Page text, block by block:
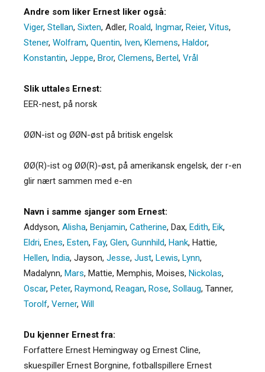
Andre som liker Ernest liker også:
Viger, Stellan, Sixten, Adler, Roald, Ingmar, Reier, Vitus,
Stener, Wolfram, Quentin, Iven, Klemens, Haldor,
Konstantin, Jeppe, Bror, Clemens, Bertel, Vrål
Slik uttales Ernest:
EER-nest, på norsk
ØØN-ist og ØØN-øst på britisk engelsk
ØØ(R)-ist og ØØ(R)-øst, på amerikansk engelsk, der r-en
glir nært sammen med e-en
Navn i samme sjanger som Ernest:
Addyson, Alisha, Benjamin, Catherine, Dax, Edith, Eik,
Eldri, Enes, Esten, Fay, Glen, Gunnhild, Hank, Hattie,
Hellen, India, Jayson, Jesse, Just, Lewis, Lynn,
Madalynn, Mars, Mattie, Memphis, Moises, Nickolas,
Oscar, Peter, Raymond, Reagan, Rose, Sollaug, Tanner,
Torolf, Verner, Will
Du kjenner Ernest fra:
Forfattere Ernest Hemingway og Ernest Cline,
skuespiller Ernest Borgnine, fotballspillere Ernest